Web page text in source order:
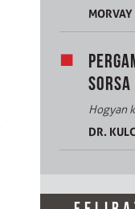
MORVAY
SORSA
Hogyan
DR.